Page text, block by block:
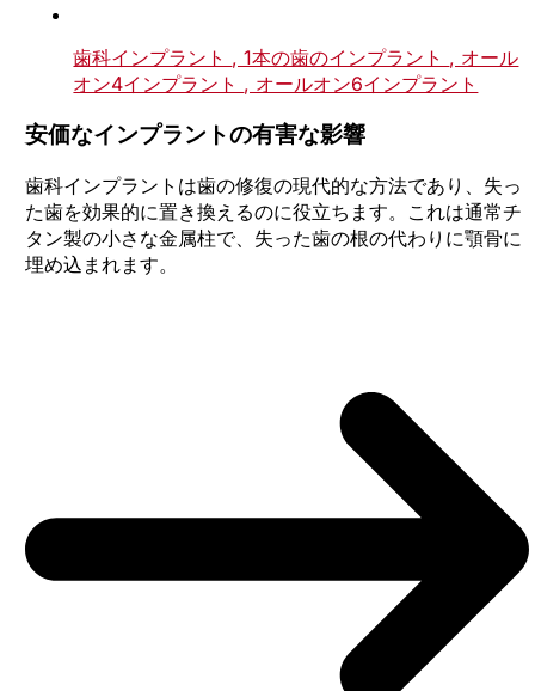
歯科インプラント , 1本の歯のインプラント , オール
オン4インプラント , オールオン6インプラント
安価なインプラントの有害な影響
歯科インプラントは歯の修復の現代的な方法であり、失っ
た歯を効果的に置き換えるのに役立ちます。これは通常チ
タン製の小さな金属柱で、失った歯の根の代わりに顎骨に
埋め込まれます。